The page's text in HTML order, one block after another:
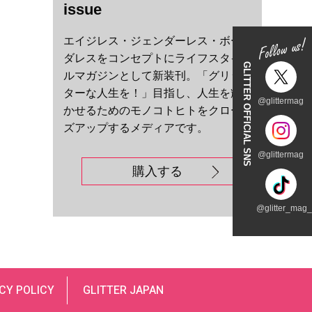
GLITTER OFFICIAL SNS @glittermag
@glittermag
issue
エイジレス・ジェンダーレス・ボー
ダレスをコンセプトにライフスタイ
ルマガジンとして新装刊。「グリッ
ターな人生を！」目指し、人生を輝
かせるためのモノコトヒトをクロー
ズアップするメディアです。
購入する
POLICY GLITTER JAPAN